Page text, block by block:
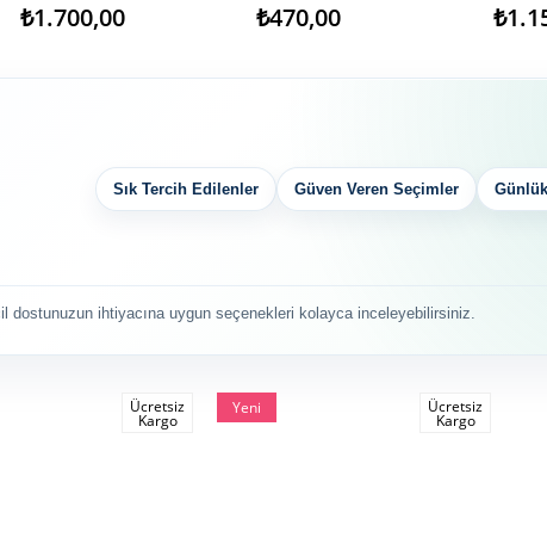
₺1.700,00 ₺470,00
Sık Tercih Edilenler Güven Veren Seçimler
dostunuzun ihtiyacına uygun seçenekleri kolayca inceleyebilirsiniz.
Ücretsiz
Kargo
Yeni
Ücretsiz
Kargo